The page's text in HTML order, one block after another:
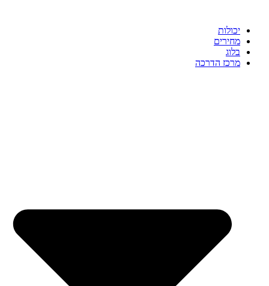
יכולות
מחירים
בלוג
מרכז הדרכה